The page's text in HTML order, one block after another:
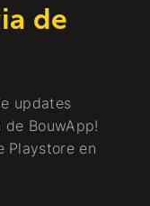
de
updates
BouwApp!
Playstore en